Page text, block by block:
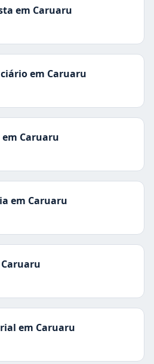
em Caruaru
em Caruaru
em Caruaru
em Caruaru
Caruaru
em Caruaru